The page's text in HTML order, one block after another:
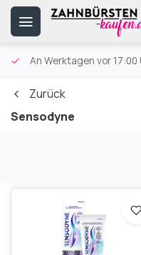
An Werktagen vor
Zurück
Sensodyne